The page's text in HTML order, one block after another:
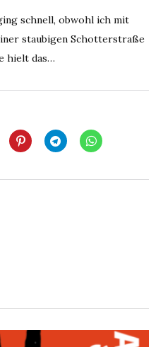
schnell, obwohl ich mit
staubigen Schotterstraße
hielt das…